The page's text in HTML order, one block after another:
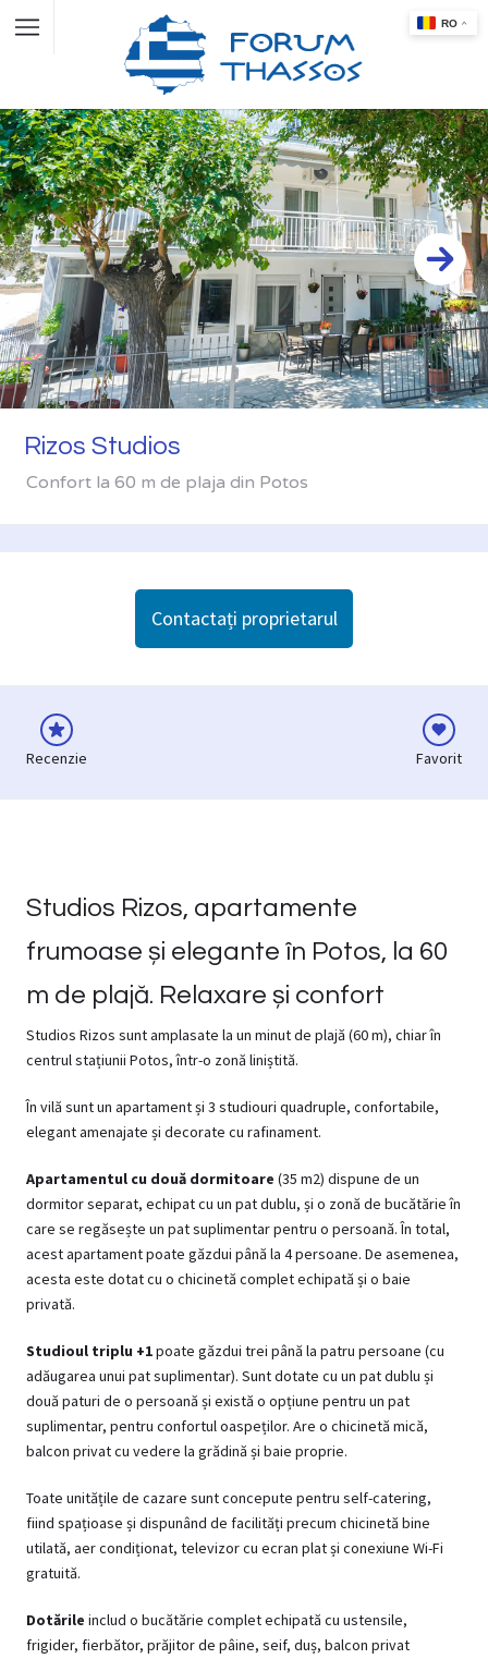
Rizos Studios
Confort la 60 m de plaja din Potos
Contactați proprietarul
Recenzie Favorit
Studios Rizos, apartamente
frumoase și elegante în Potos, la 60
m de plajă. Relaxare și confort
Studios Rizos sunt amplasate la un minut de plajă (60 m), chiar în
centrul stațiunii Potos, într-o zonă liniștită.
În vilă sunt un apartament și 3 studiouri quadruple, confortabile,
elegant amenajate și decorate cu rafinament.
Apartamentul cu două dormitoare (35 m2) dispune de un
dormitor separat, echipat cu un pat dublu, și o zonă de bucătărie în
care se regăsește un pat suplimentar pentru o persoană. În total,
acest apartament poate găzdui până la 4 persoane. De asemenea,
acesta este dotat cu o chicinetă complet echipată și o baie
privată.
Studioul triplu +1poate găzdui trei până la patru persoane (cu
adăugarea unui pat suplimentar). Sunt dotate cu un pat dublu și
două paturi de o persoană și există o opțiune pentru un pat
suplimentar, pentru confortul oaspeților. Are o chicinetă mică,
balcon privat cu vedere la grădină și baie proprie.
Toate unitățile de cazare sunt concepute pentru self-catering,
fiind spațioase și dispunând de facilități precum chicinetă bine
utilată, aer condiționat, televizor cu ecran plat și conexiune Wi-Fi
gratuită.
Dotările includ o bucătărie complet echipată cu ustensile,
frigider, fierbător, prăjitor de pâine, seif, duș, balcon privat